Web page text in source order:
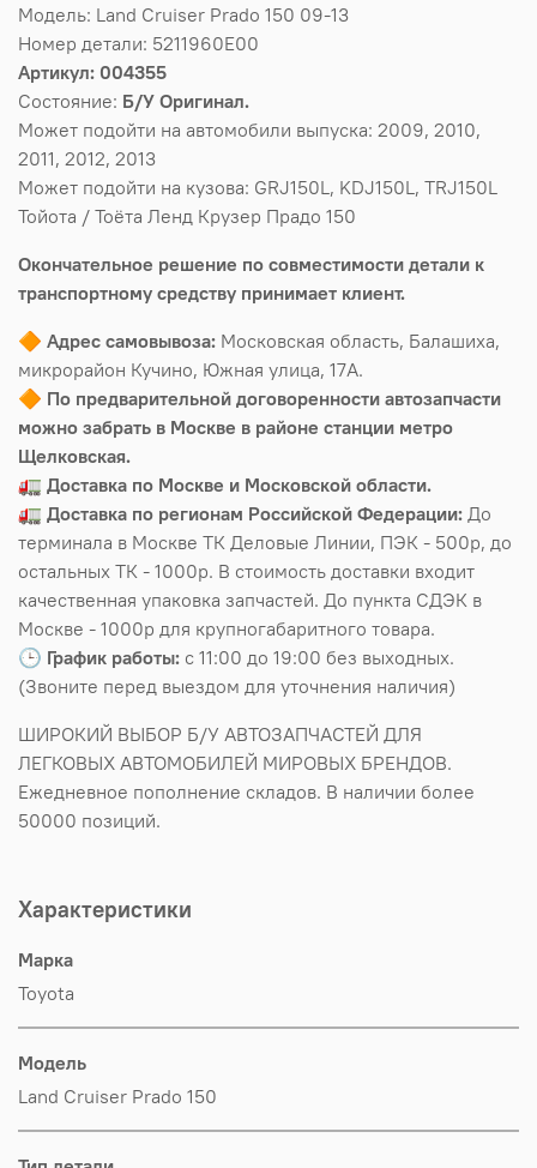
Модель: Land Cruiser Prado 150 09-13
Номер детали: 5211960E00
Артикул: 004355
Состояние: Б/У Оригинал.
Может подойти на автомобили выпуска: 2009, 2010,
2011, 2012, 2013
Может подойти на кузова: GRJ150L, KDJ150L, TRJ150L
Тойота / Тоёта Ленд Крузер Прадо 150
Окончательное решение по совместимости детали к
транспортному средству принимает клиент.
🔶 Адрес самовывоза: Московская область, Балашиха,
микрорайон Кучино, Южная улица, 17А.
🔶 По предварительной договоренности автозапчасти
можно забрать в Москве в районе станции метро
Щелковская.
🚛 Доставка по Москве и Московской области.
🚛 Доставка по регионам Российской Федерации: До
терминала в Москве ТК Деловые Линии, ПЭК - 500р, до
остальных ТК - 1000р. В стоимость доставки входит
качественная упаковка запчастей. До пункта СДЭК в
Москве - 1000р для крупногабаритного товара.
🕒 График работы: с 11:00 до 19:00 без выходных.
(Звоните перед выездом для уточнения наличия)
ШИРОКИЙ ВЫБОР Б/У АВТОЗАПЧАСТЕЙ ДЛЯ
ЛЕГКОВЫХ АВТОМОБИЛЕЙ МИРОВЫХ БРЕНДОВ.
Ежедневное пополнение складов. В наличии более
50000 позиций.
Характеристики
Марка
Toyota
Модель
Land Cruiser Prado 150